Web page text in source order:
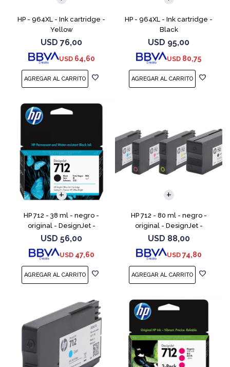
HP - 964XL - Ink cartridge -
Yellow
USD 76,00
USD 64,60
HP - 964XL - Ink cartridge -
Black
USD 95,00
USD 80,75
HP 712 - 38 ml - negro -
original - DesignJet -
cartucho de tinta - para
DesignJet Studio, T210, T230,
T250, T630, T650
USD 56,00
USD 47,60
HP 712 - 80 ml - negro -
original - DesignJet -
cartucho de tinta - para
DesignJet Studio, T210, T230,
T250, T630, T650
USD 88,00
USD 74,80